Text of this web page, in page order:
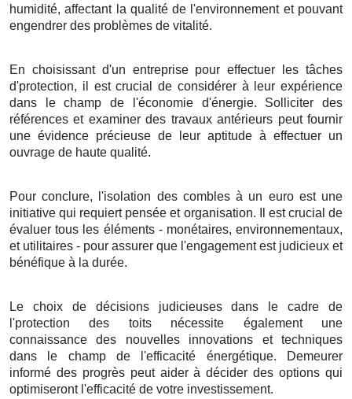
humidité, affectant la qualitéde l'environnementet pouvant
engendrer des problèmes de vitalité.
En choisissantd'un entreprisepoureffectuer lestâches
d'protection, il estcrucial de considérerà leur expérience
dans lechamp de l'économie d'énergie. Solliciter des
références et examinerdes travauxantérieurs peutfournir
une évidence précieuse de leur aptitude à effectuer un
ouvrage de haute qualité.
Pour conclure, l'isolation des comblesà un euroest une
initiative qui requiert pensée et organisation. Il estcrucial de
évaluer tous les éléments- monétaires,environnementaux,
et utilitaires - pour assurer que l'engagementest judicieux et
bénéfique à la durée.
Le choixde décisions judicieusesdans lecadre de
l'protection des toitsnécessite égalementune
connaissance des nouvelles innovations ettechniques
dans le champde l'efficacité énergétique.
Demeurer
informé des progrèspeut aideràdécider desoptions qui
optimiserontl'efficacité de votre investissement.